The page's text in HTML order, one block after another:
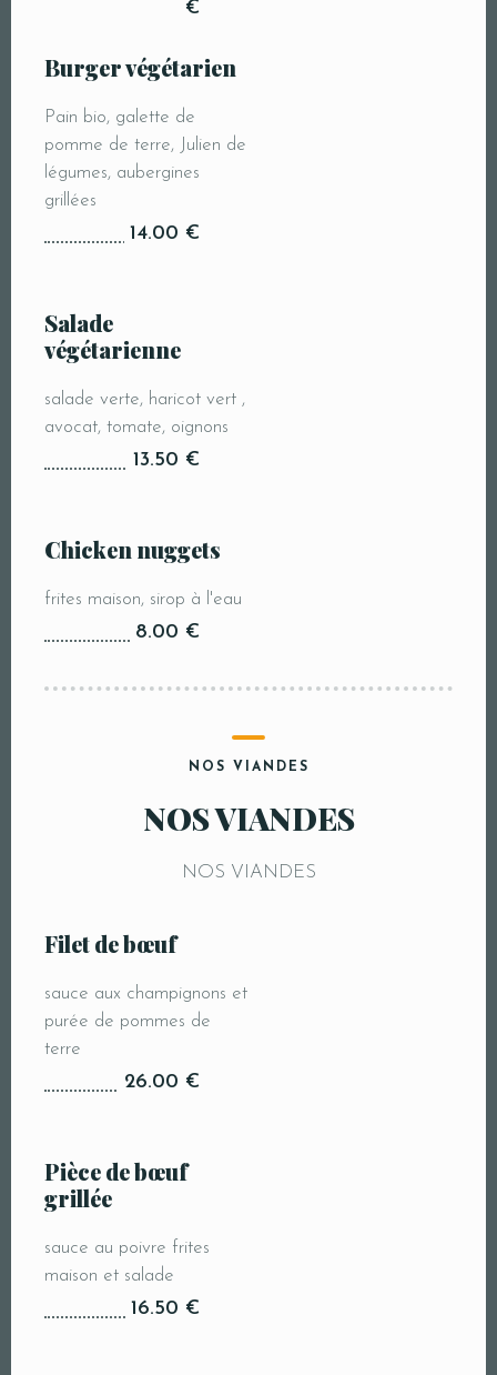
€
Burger végétarien
Pain bio, galette de
pomme de terre, Julien de
légumes, aubergines
grillées
14.00 €
Salade
végétarienne
salade verte, haricot vert ,
avocat, tomate, oignons
13.50 €
Chicken nuggets
frites maison, sirop à l'eau
8.00 €
NOS VIANDES
NOS VIANDES
NOS VIANDES
Filet de bœuf
sauce aux champignons et
purée de pommes de
terre
26.00 €
Pièce de bœuf
grillée
sauce au poivre frites
maison et salade
16.50 €